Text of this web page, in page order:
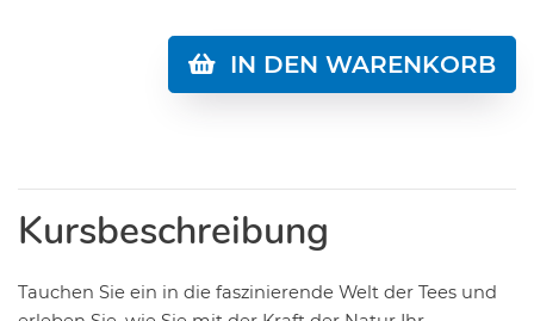
IN DEN WARENKORB
Kursbeschreibung
Tauchen Sie ein in die faszinierende Welt der Tees und